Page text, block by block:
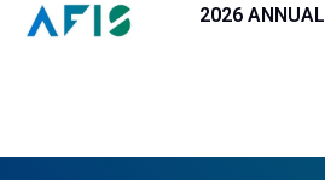
Panneau de gestion des cookies
2026